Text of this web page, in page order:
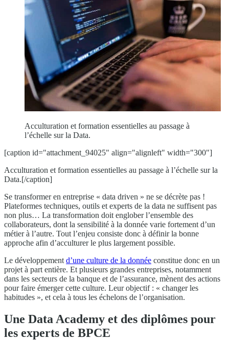
Acculturation et formation essentielles au passage à
l’échelle sur la Data.
[caption id="attachment_94025" align="alignleft" width="300"]
Acculturation et formation essentielles au passage à l’échelle sur la
Data.[/caption]
Se transformer en entreprise « data driven » ne se décrète pas !
Plateformes techniques, outils et experts de la data ne suffisent pas
non plus… La transformation doit englober l’ensemble des
collaborateurs, dont la sensibilité à la donnée varie fortement d’un
métier à l’autre. Tout l’enjeu consiste donc à définir la bonne
approche afin d’acculturer le plus largement possible.
Le développement d’une culture de la donnée constitue donc en un
projet à part entière. Et plusieurs grandes entreprises, notamment
dans les secteurs de la banque et de l’assurance, mènent des actions
pour faire émerger cette culture. Leur objectif : « changer les
habitudes », et cela à tous les échelons de l’organisation.
Une Data Academy et des diplômes pour
les experts de BPCE